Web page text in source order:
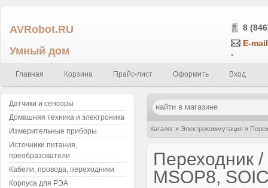
AVRobot.RU
Умный дом
8
E-
-
Главная Корзина Прайс-лист Оформить Вход
Каталог » Электрокоммутация »
Переходник
MSOP8,
Датчики и сенсоры
Домашняя техника и электроника
Измерительные приборы
Источники питания,
преобразователи
Кабели, провода, переходники
Корпуса для РЭА